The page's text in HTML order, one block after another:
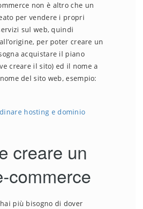
non è altro che un
per vendere i propri
sul web, quindi
per poter creare un
acquistare il piano
creare il sito) ed il nome a
del sito web, esempio:
hosting e dominio
creare un
commerce
più bisogno di dover